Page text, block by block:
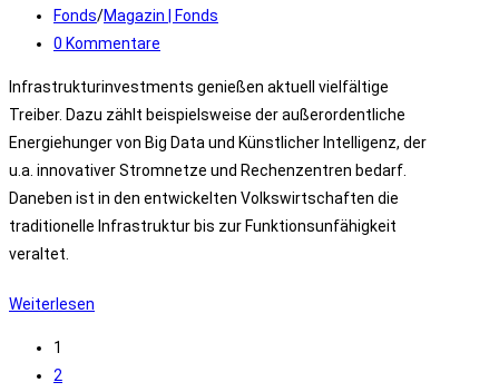
veröffentlicht:
Beitrags-
Kategorie:
Fonds/Magazin | Fonds
Beitrags-
0 Kommentare
Infrastrukturinvestments genießen aktuell vielfältige
Treiber. Dazu zählt beispielsweise der außerordentliche
Energiehunger von Big Data und Künstlicher Intelligenz, der
u.a. innovativer Stromnetze und Rechenzentren bedarf.
Daneben ist in den entwickelten Volkswirtschaften die
traditionelle Infrastruktur bis zur Funktionsunfähigkeit
veraltet.
Weiterlesen
1
2